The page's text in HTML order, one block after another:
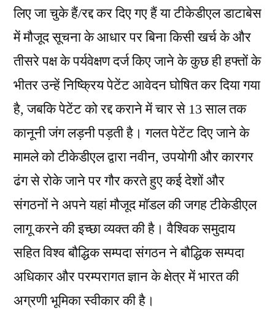
लिए जा चुके हैं/रद्द कर दिए गए हैं या टीकेडीएल डाटाबेस
में मौजूद सूचना के आधार पर बिना किसी खर्च के और
तीसरे पक्ष के पर्यवेक्षण दर्ज किए जाने के कुछ ही हफ्तों के
भीतर उन्हें निष्क्रिय पेटेंट आवेदन घोषित कर दिया गया
है, जबकि पेटेंट को रद्द कराने में चार से 13 साल तक
कानूनी जंग लड़नी पड़ती है। गलत पेटेंट दिए जाने के
मामले को टीकेडीएल द्वारा नवीन, उपयोगी और कारगर
ढंग से रोके जाने पर गौर करते हुए कई देशों और
संगठनों ने अपने यहां मौजूद मॉडल की जगह टीकेडीएल
लागू करने की इच्छा व्यक्त की है। वैश्विक समुदाय
सहित विश्व बौद्धिक सम्पदा संगठन ने बौद्धिक सम्पदा
अधिकार और परम्परागत ज्ञान के क्षेत्र में भारत की
अग्रणी भूमिका स्वीकार की है।